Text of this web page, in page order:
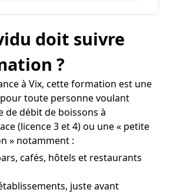
doit suivre
?
à Vix, cette formation est une
pour toute personne voulant
de débit de boissons à
(licence 3 et 4) ou une « petite
» notamment :
cafés, hôtels et restaurants
juste avant